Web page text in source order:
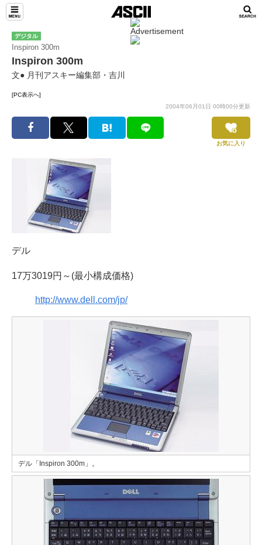
デジタル
Inspiron 300m
Inspiron 300m
文● 月刊アスキー編集部・吉川
[PC表示へ]
2004年06月01日 00時00分更新
お気に入り
デル
17万3019円～(最小構成価格)
http://www.dell.com/jp/
デル「Inspiron 300m」。